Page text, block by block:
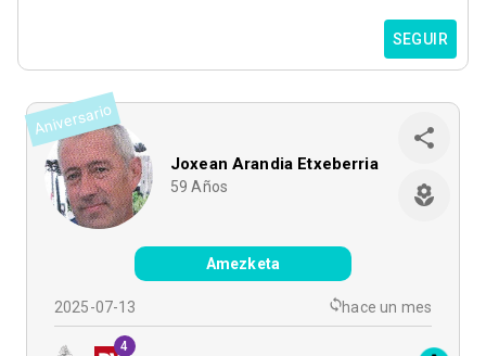
SEGUIR
Aniversario
Joxean Arandia Etxeberria
59 Años
Amezketa
2025-07-13 hace un mes
4